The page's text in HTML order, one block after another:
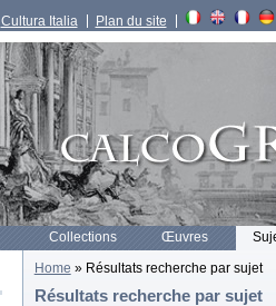
Cultura Italia Plan du site
Collections Œuvres
Home » Résultats recherche par sujet
Résultats recherche par sujet